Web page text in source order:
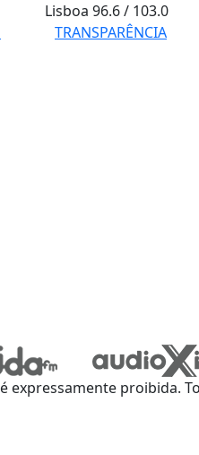
Lisboa96.6 / 103.0
TRANSPARÊNCIA
proibida.